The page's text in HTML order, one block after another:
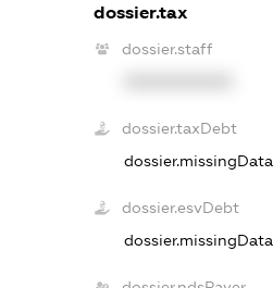
dossier.tax
dossier.staff
dossier.taxDebt
dossier.missingData
dossier.esvDebt
dossier.missingData